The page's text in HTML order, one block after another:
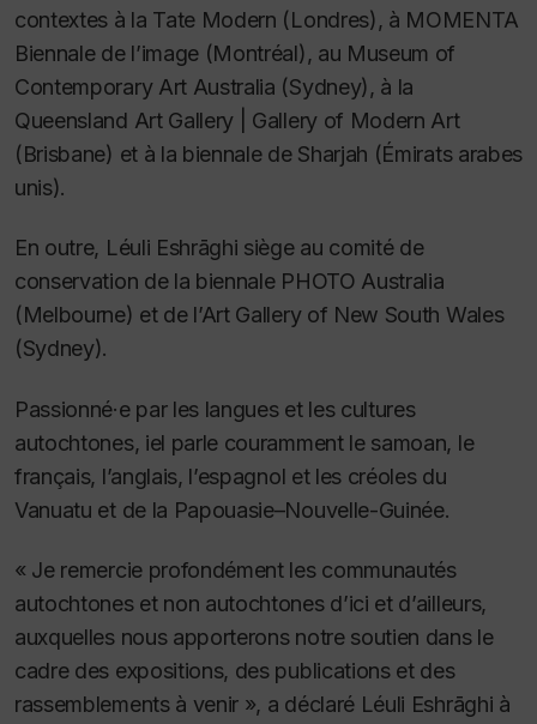
contextes à la Tate Modern (Londres), à MOMENTA
Biennale de l’image (Montréal), au Museum of
Contemporary Art Australia (Sydney), à la
Queensland Art Gallery | Gallery of Modern Art
(Brisbane) et à la biennale de Sharjah (Émirats arabes
unis).
En outre, Léuli Eshrāghi siège au comité de
conservation de la biennale PHOTO Australia
(Melbourne) et de l’Art Gallery of New South Wales
(Sydney).
Passionné·e par les langues et les cultures
autochtones, iel parle couramment le samoan, le
français, l’anglais, l’espagnol et les créoles du
Vanuatu et de la Papouasie–Nouvelle-Guinée.
« Je remercie profondément les communautés
autochtones et non autochtones d’ici et d’ailleurs,
auxquelles nous apporterons notre soutien dans le
cadre des expositions, des publications et des
rassemblements à venir », a déclaré Léuli Eshrāghi à